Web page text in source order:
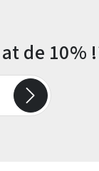
de 10%